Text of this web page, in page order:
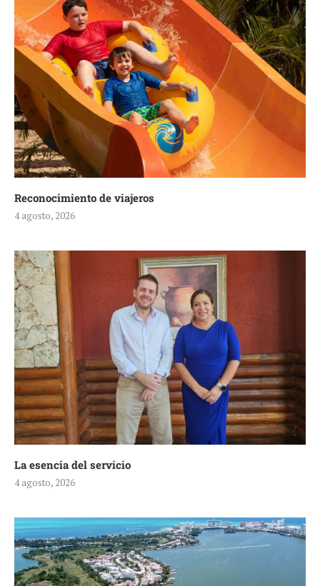
Reconocimiento de viajeros
4 agosto, 2026
La esencia del servicio
4 agosto, 2026